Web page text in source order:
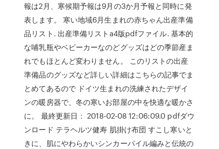
報は2月、寒候期予報は9月の3か月予報と同時に発
表します。 寒い地域6月生まれの赤ちゃん出産準備
品リスト. 出産準備リストa4版pdfファイル. 基本的
な哺乳瓶やベビーカーなのどグッズはどの季節産ま
れでもほとんど変わりません。 このリストの出産
準備品のグッズなど詳しい詳細はこちらの記事でま
とめてあるので ドイツ生まれの洗練されたデザイ
ンの暖房器で、冬の寒いお部屋の中を快適な暖かさ
に。 最終更新日： 2018-02-08 12:06:09.0 pdfダウ
ンロード テラヘルツ健寿 肌掛け布団 すこし寒いと
きに、肌にやわらかいシンカーパイル編みと伝統の